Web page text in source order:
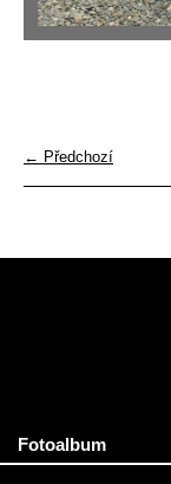
← Předchozí
Fotoalbum